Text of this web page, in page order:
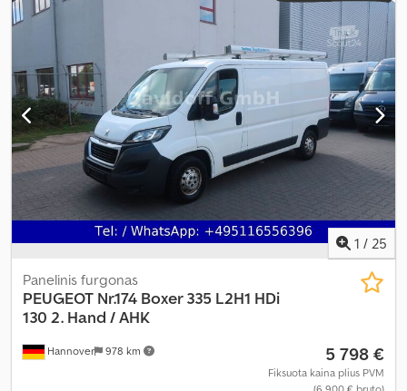
stabilumo programa (ESP), kruizo kontrolė, navigacijos sistema,
oro kondicionavimas, oro pagalvė, stumdomos durys, suodžių
1 / 25
Hannover 978 km
Panelinis furgonas
PEUGEOT Nr.174 Boxer 335 L2H1 HDi
130 2. Hand / AHK
5 798 €
Fiksuota kaina plius PVM